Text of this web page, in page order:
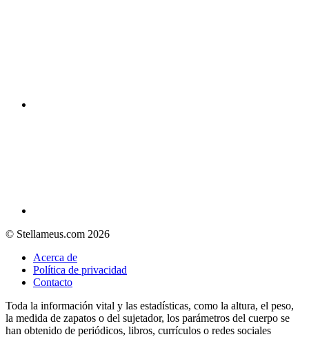
© Stellameus.com 2026
Acerca de
Política de privacidad
Contacto
Toda la información vital y las estadísticas, como la altura, el peso,
la medida de zapatos o del sujetador, los parámetros del cuerpo se
han obtenido de periódicos, libros, currículos o redes sociales